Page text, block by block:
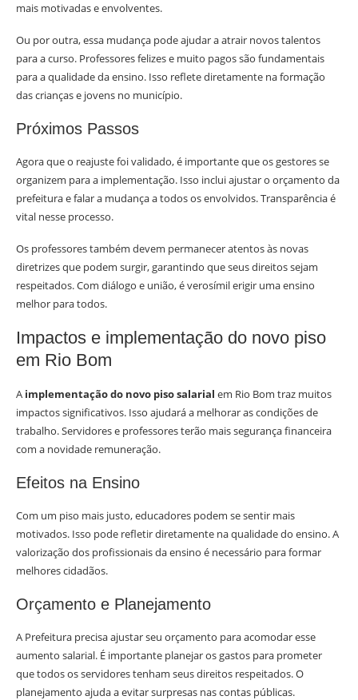
mais motivadas e envolventes.
Ou por outra, essa mudança pode ajudar a atrair novos talentos
para a curso. Professores felizes e muito pagos são fundamentais
para a qualidade da ensino. Isso reflete diretamente na formação
das crianças e jovens no município.
Próximos Passos
Agora que o reajuste foi validado, é importante que os gestores se
organizem para a implementação. Isso inclui ajustar o orçamento da
prefeitura e falar a mudança a todos os envolvidos. Transparência é
vital nesse processo.
Os professores também devem permanecer atentos às novas
diretrizes que podem surgir, garantindo que seus direitos sejam
respeitados. Com diálogo e união, é verosímil erigir uma ensino
melhor para todos.
Impactos e implementação do novo piso
em Rio Bom
A implementação do novo piso salarial em Rio Bom traz muitos
impactos significativos. Isso ajudará a melhorar as condições de
trabalho. Servidores e professores terão mais segurança financeira
com a novidade remuneração.
Efeitos na Ensino
Com um piso mais justo, educadores podem se sentir mais
motivados. Isso pode refletir diretamente na qualidade do ensino. A
valorização dos profissionais da ensino é necessário para formar
melhores cidadãos.
Orçamento e Planejamento
A Prefeitura precisa ajustar seu orçamento para acomodar esse
aumento salarial. É importante planejar os gastos para prometer
que todos os servidores tenham seus direitos respeitados. O
planejamento ajuda a evitar surpresas nas contas públicas.